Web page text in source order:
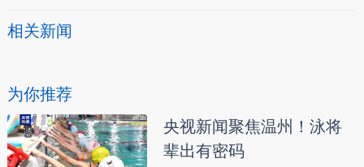
相关新闻
为你推荐
央视新闻聚焦温州！泳将
辈出有密码